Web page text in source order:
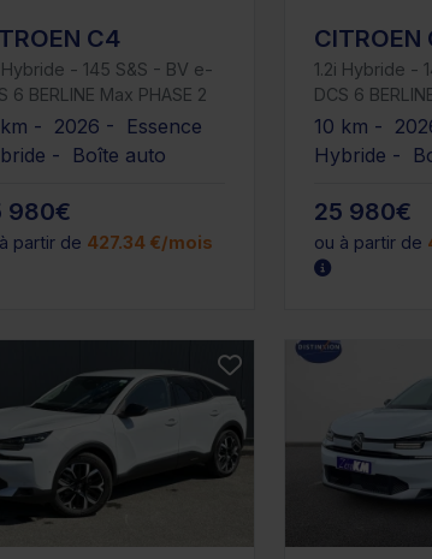
C4
Hybride - 145 S&S - BV e-
6 BERLINE Max PHASE 2
km - 2026 - Essence
- Boîte auto
980€
partir de 427.34 €/mois
CITROEN
1.2i Hybride -
DCS 6
10 km -
Hybride -
25 980€
ou à partir de